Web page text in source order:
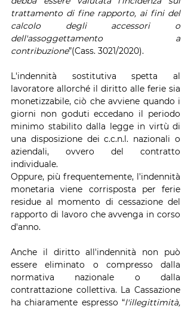
trattamento di fine rapporto, ai fini del
calcolo degli accessori o
dell'assoggettamento a
contribuzione”(Cass. 3021/2020).
L'indennità sostitutiva spetta al
lavoratore allorché il diritto alle ferie sia
monetizzabile, ciò che avviene quando i
giorni non goduti eccedano il periodo
minimo stabilito dalla legge in virtù di
una disposizione dei c.c.n.l. nazionali o
aziendali, ovvero del contratto
individuale.
Oppure, più frequentemente, l'indennità
monetaria viene corrisposta per ferie
residue al momento di cessazione del
rapporto di lavoro che avvenga in corso
d'anno.
Anche il diritto all'indennità non può
essere eliminato o compresso dalla
normativa nazionale o dalla
contrattazione collettiva. La Cassazione
ha chiaramente espresso “l'illegittimità,